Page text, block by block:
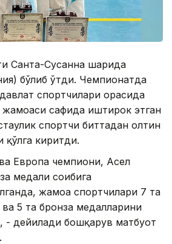
Санта-Сусанна шаҳрида
бўлиб ўтди. Чемпионатда
спортчилари орасида
жамоаси сафида иштирок этган
спортчи биттадан олтин
қўлга киритди.
Европа чемпиони, Асел
медали соҳибига
жамоа спортчилари 7 та
5 та бронза медалларини
- дейилади бошқарув матбуот